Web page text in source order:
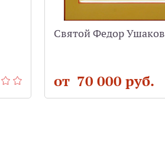
Святой Федор Ушаков
от 70 000 руб.